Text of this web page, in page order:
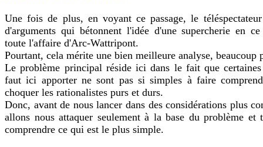
Une fois de plus, en voyant ce passage, le
d'arguments qui bétonnent l'idée d'une supercherie en
toute l'affaire d'Arc-Wattripont.
Pourtant, cela mérite une bien meilleure analyse, beaucoup
Le problème principal réside ici dans le fait que
faut ici apporter ne sont pas si simples à faire
choquer les rationalistes purs et durs.
Donc, avant de nous lancer dans des considérations plus
allons nous attaquer seulement à la base du problème et
comprendre ce qui est le plus simple.